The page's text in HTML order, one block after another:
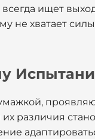
ищет
не хватает
различия